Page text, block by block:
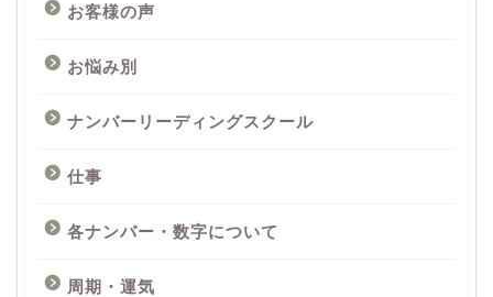
お客様の声
お悩み別
ナンバーリーディングスクール
仕事
各ナンバー・数字について
周期・運気